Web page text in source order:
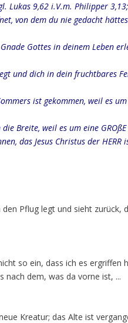
Lukas 9,62 i.V.m. Philipper
von dem du nie gedacht
Gottes in deinem Leben
und dich in dein fruchtbares
ist gekommen, weil es
Breite, weil es um eine
das Jesus Christus der
Pflug legt und sieht zurück,
so ein, dass ich es ergriffen
nach dem, was da vorne ist, ...
Kreatur; das Alte ist